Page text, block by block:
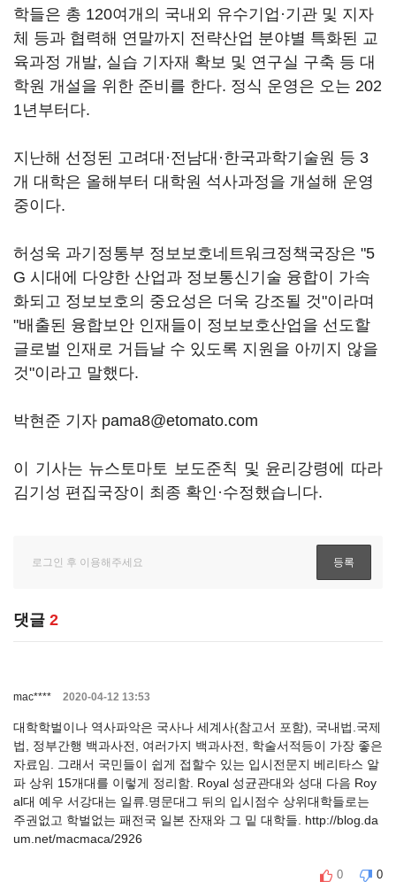
학들은 총 120여개의 국내외 유수기업·기관 및 지자
체 등과 협력해 연말까지 전략산업 분야별 특화된 교
육과정 개발, 실습 기자재 확보 및 연구실 구축 등 대
학원 개설을 위한 준비를 한다. 정식 운영은 오는 202
1년부터다.
지난해 선정된 고려대·전남대·한국과학기술원 등 3
개 대학은 올해부터 대학원 석사과정을 개설해 운영
중이다.
허성욱 과기정통부 정보보호네트워크정책국장은 "5
G 시대에 다양한 산업과 정보통신기술 융합이 가속
화되고 정보보호의 중요성은 더욱 강조될 것"이라며
"배출된 융합보안 인재들이 정보보호산업을 선도할
글로벌 인재로 거듭날 수 있도록 지원을 아끼지 않을
것"이라고 말했다.
박현준 기자 pama8@etomato.com
이 기사는 뉴스토마토 보도준칙 및 윤리강령에 따라
김기성 편집국장이 최종 확인·수정했습니다.
댓글 2
mac**** 2020-04-12 13:53
대학학벌이나 역사파악은 국사나 세계사(참고서 포함), 국내법.국제
법, 정부간행 백과사전, 여러가지 백과사전, 학술서적등이 가장 좋은
자료임. 그래서 국민들이 쉽게 접할수 있는 입시전문지 베리타스 알
파 상위 15개대를 이렇게 정리함. Royal 성균관대와 성대 다음 Roy
al대 예우 서강대는 일류.명문대그 뒤의 입시점수 상위대학들로는
주권없고 학벌없는 패전국 일본 잔재와 그 밑 대학들. http://blog.da
um.net/macmaca/2926
0 0